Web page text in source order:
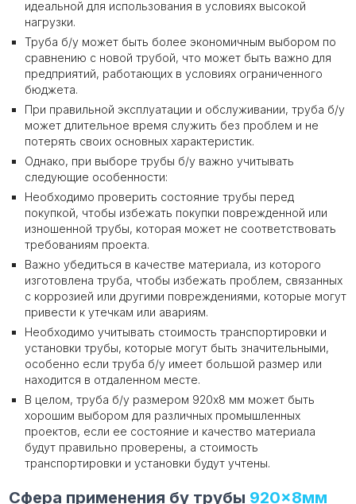
идеальной для использования в условиях высокой
нагрузки.
Труба б/у может быть более экономичным выбором по
сравнению с новой трубой, что может быть важно для
предприятий, работающих в условиях ограниченного
бюджета.
При правильной эксплуатации и обслуживании, труба б/у
может длительное время служить без проблем и не
потерять своих основных характеристик.
Однако, при выборе трубы б/у важно учитывать
следующие особенности:
Необходимо проверить состояние трубы перед
покупкой, чтобы избежать покупки поврежденной или
изношенной трубы, которая может не соответствовать
требованиям проекта.
Важно убедиться в качестве материала, из которого
изготовлена труба, чтобы избежать проблем, связанных
с коррозией или другими повреждениями, которые могут
привести к утечкам или авариям.
Необходимо учитывать стоимость транспортировки и
установки трубы, которые могут быть значительными,
особенно если труба б/у имеет большой размер или
находится в отдаленном месте.
В целом, труба б/у размером 920х8 мм может быть
хорошим выбором для различных промышленных
проектов, если ее состояние и качество материала
будут правильно проверены, а стоимость
транспортировки и установки будут учтены.
Сфера применения бу трубы 920×8мм